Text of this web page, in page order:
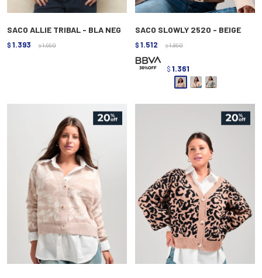
SACO ALLIE TRIBAL - BLA NEG
$ 1.393 $ 1.990
SACO SLOWLY 2520 - BEIGE
$ 1.512 $ 1.890
$ 1.361